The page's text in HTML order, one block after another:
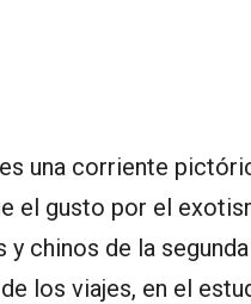
es una corriente
el gusto por el
y chinos de la
los viajes, en el